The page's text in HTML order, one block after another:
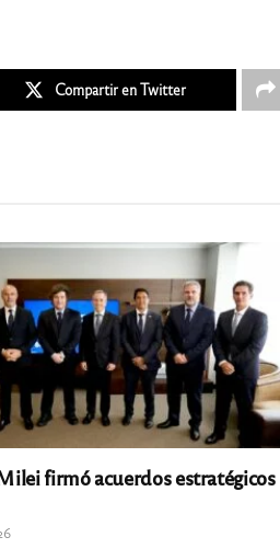
Compartir en Twitter
firmó acuerdos estratégicos